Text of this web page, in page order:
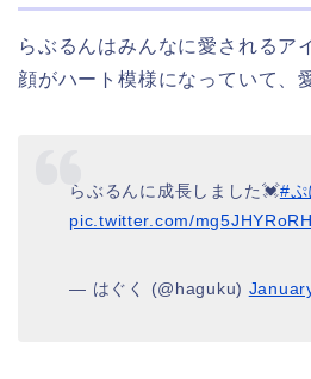
らぶるんはみんなに愛されるア
顔がハート模様になっていて、
らぶるんに成長しました💓#ぷ
pic.twitter.com/mg5JHYRoRH
— はぐく (@haguku)